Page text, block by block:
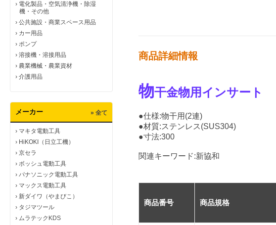
› 電化製品・空気清浄機・除湿
機・その他
› 公共施設・商業スペース用品
› カー用品
› ポンプ
› 溶接機・溶接用品
› 農業機械・農業資材
› 介護用品
メーカー » 全て
› マキタ電動工具
› HiKOKI（日立工機）
› 京セラ
› ボッシュ電動工具
› パナソニック電動工具
› マックス電動工具
› 新ダイワ（やまびこ）
› タジマツール
› ムラテックKDS
商品詳細情報
物干金物用インサート
●仕様:物干用(2連)
●材質:ステンレス(SUS304)
●寸法:300
関連キーワード:新協和
商品番号 商品規格